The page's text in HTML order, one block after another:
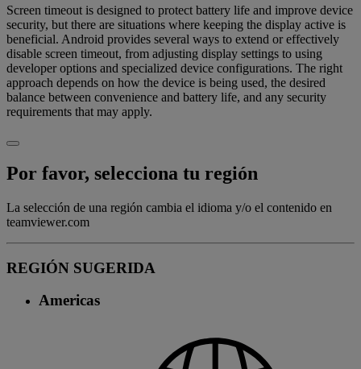
Screen timeout is designed to protect battery life and improve device
security, but there are situations where keeping the display active is
beneficial. Android provides several ways to extend or effectively
disable screen timeout, from adjusting display settings to using
developer options and specialized device configurations. The right
approach depends on how the device is being used, the desired
balance between convenience and battery life, and any security
requirements that may apply.
Por favor, selecciona tu región
La selección de una región cambia el idioma y/o el contenido en
teamviewer.com
REGIÓN SUGERIDA
Americas